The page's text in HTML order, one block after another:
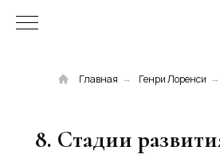
Главная → Генри Лоренси →
8. Стадии